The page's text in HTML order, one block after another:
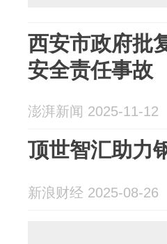
西安市政府批
安全责任事故
澎湃新闻 2025-11-12
顶世智汇助力
新浪财经 2025-08-26